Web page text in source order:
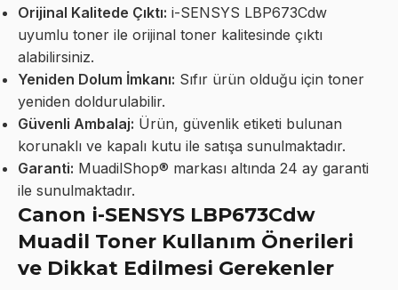
Orijinal Kalitede Çıktı: i-SENSYS LBP673Cdw
uyumlu toner ile orijinal toner kalitesinde çıktı
alabilirsiniz.
Yeniden Dolum İmkanı: Sıfır ürün olduğu için toner
yeniden doldurulabilir.
Güvenli Ambalaj: Ürün, güvenlik etiketi bulunan
korunaklı ve kapalı kutu ile satışa sunulmaktadır.
Garanti: MuadilShop® markası altında 24 ay garanti
ile sunulmaktadır.
Canon i-SENSYS LBP673Cdw
Muadil Toner Kullanım Önerileri
ve Dikkat Edilmesi Gerekenler